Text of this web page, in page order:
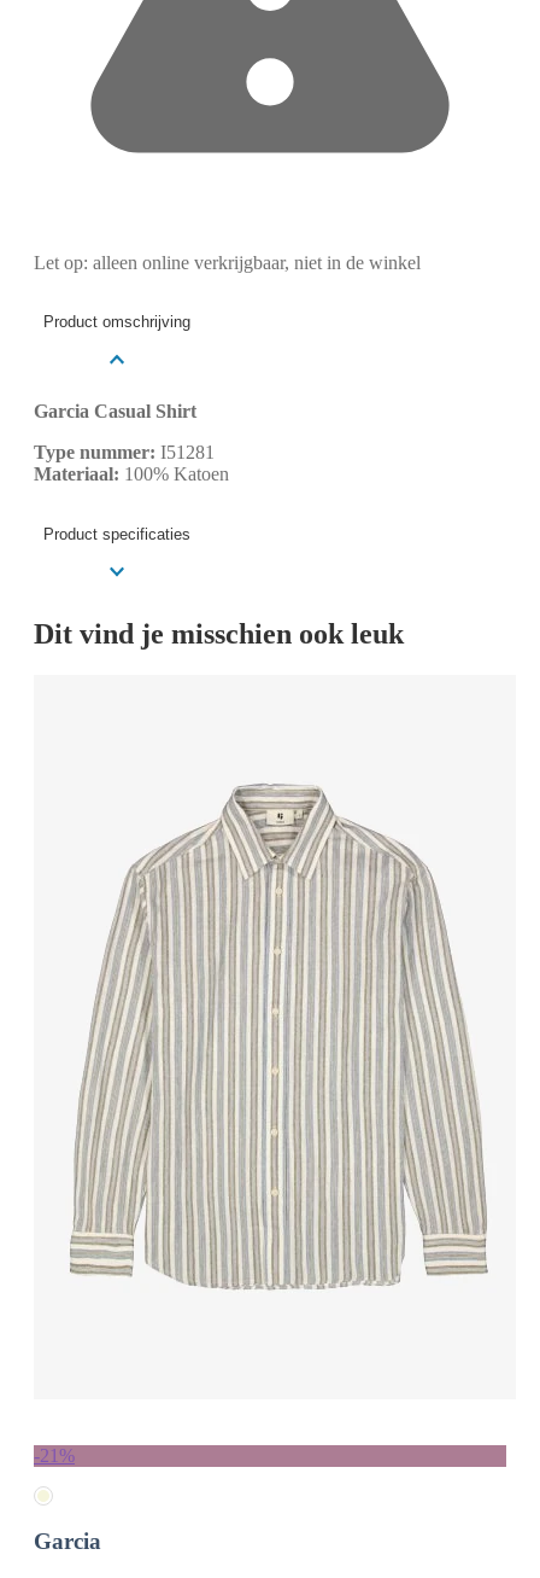
Let op: alleen online verkrijgbaar, niet in de winkel
Product omschrijving
Garcia Casual Shirt
Type nummer: I51281
Materiaal: 100% Katoen
Product specificaties
Dit vind je misschien ook leuk
-21%
Garcia